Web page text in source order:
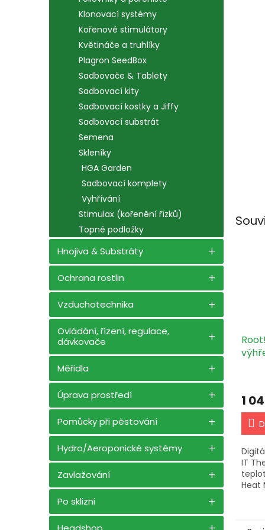
Klonovací systémy
Kořenové stimulátory
Květináče a truhlíky
Plagron SeedBox
Sadbovače & Tablety
Sadbovací kity
Sadbovací kostky a Jiffy
Sadbovací substrát
Semena
Skleníky
HGA Garden
Sadbovací komplety
Vyhřívání
Stimulax (kořenění řízků)
Topné podložky
Hnojiva & Substráty
Ochrana rostlin
Vzduchotechnika
Ovládání, řízení, regulace,
dávkovače
Měřidla
Úprava prostředí
Pomůcky při pěstování
Hydro/Aeroponické systémy
Zavlažování
Po sklizni
1
IT
Heat